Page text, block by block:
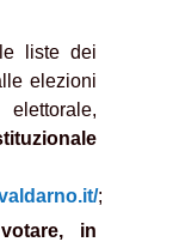
liste dei
elezioni
;
in